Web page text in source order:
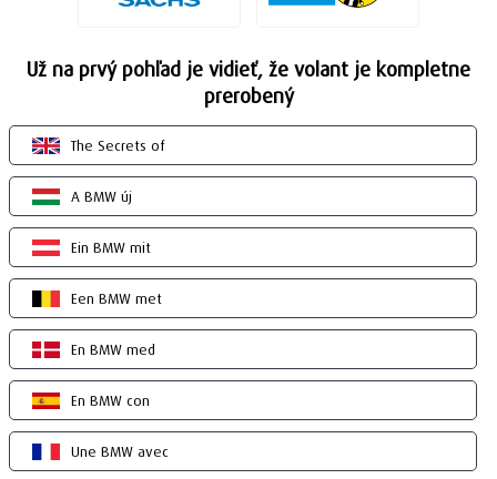
Už na prvý pohľad je vidieť, že volant je kompletne
prerobený
The Secrets of
A BMW új
Ein BMW mit
Een BMW met
En BMW med
En BMW con
Une BMW avec